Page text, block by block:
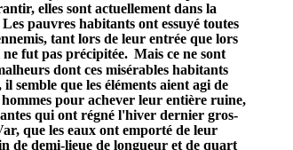
elles sont actuellement dans la
pauvres habitants ont essuyé toutes
tant lors de leur entrée que lors
fut pas précipitée. Mais ce ne sont
dont ces misérables habitants
il semble que les éléments aient agi de
hommes pour achever leur entière ruine,
qui ont régné l'hiver dernier gros­
que les eaux ont emporté de leur
de demi-lieue de longueur et de quart